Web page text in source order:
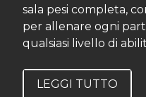
sala pesi completa,
per allenare ogni
qualsiasi livello di
LEGGI TUTTO